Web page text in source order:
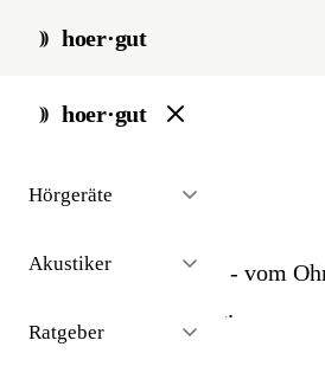
hoer·gut
hoer·gut
Hörgeräte
Akustiker
Ratgeber
start / glossar / gehoergang
Gehörgang
Der äußere Ohrkanal - vom
bis zum Trommelfell.